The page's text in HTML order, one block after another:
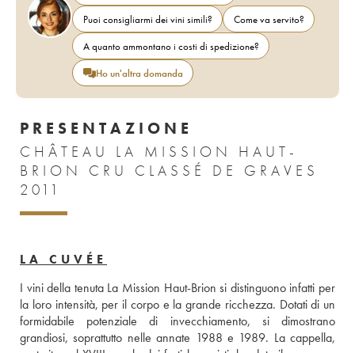
Puoi consigliarmi dei vini simili?
Come va servito?
A quanto ammontano i costi di spedizione?
Ho un'altra domanda
PRESENTAZIONE
CHÂTEAU LA MISSION HAUT-
BRION CRU CLASSÉ DE GRAVES
2011
LA CUVÉE
I vini della tenuta La Mission Haut-Brion si distinguono infatti per
la loro intensità, per il corpo e la grande ricchezza. Dotati di un
formidabile potenziale di invecchiamento, si dimostrano
grandiosi, soprattutto nelle annate 1988 e 1989. La cappella,